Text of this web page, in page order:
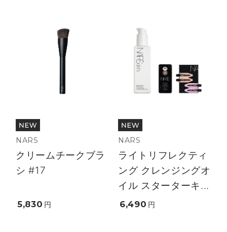
NARS
クリームチークブラ
シ #17
5,830 円
NARS
ライトリフレクティ
ング クレンジングオ
イル スターターキ...
6,490 円